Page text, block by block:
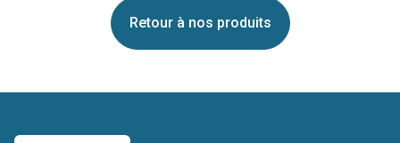
Retour à nos produits